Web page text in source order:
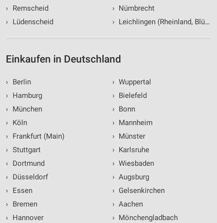
›
Remscheid
›
Lüdenscheid
› Nümbrecht
› Leichlingen (Rheinland,
Einkaufen in Deutschland
›
Berlin
›
Hamburg
›
München
›
Köln
›
Frankfurt (Main)
› Stuttgart
›
Dortmund
›
Düsseldorf
›
Essen
›
Bremen
›
Hannover
› Wuppertal
› Bielefeld
› Bonn
› Mannheim
› Münster
› Karlsruhe
› Wiesbaden
› Augsburg
› Gelsenkirchen
› Aachen
› Mönchengladbach